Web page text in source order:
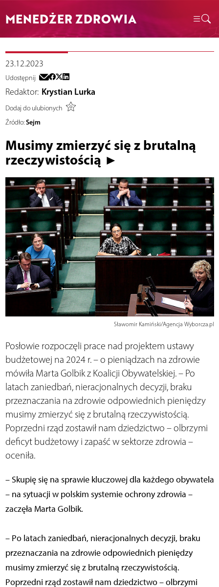
MENEDŻER ZDROWIA
23.12.2023
Udostępnij
Redaktor: Krystian Lurka
Dodaj do ulubionych
Źródło: Sejm
Musimy zmierzyć się z brutalną
rzeczywistością ►
Sławomir Kamiński/Agencja Wyborcza.pl
Posłowie rozpoczęli prace nad projektem ustawy
budżetowej na 2024 r. – o pieniądzach na zdrowie
mówiła Marta Golbik z Koalicji Obywatelskiej. – Po
latach zaniedbań, nieracjonalnych decyzji, braku
przeznaczania na zdrowie odpowiednich pieniędzy
musimy zmierzyć się z brutalną rzeczywistością.
Poprzedni rząd zostawił nam dziedzictwo – olbrzymi
deficyt budżetowy i zapaść w sektorze zdrowia –
oceniła.
– Skupię się na sprawie kluczowej dla każdego obywatela
– na sytuacji w polskim systemie ochrony zdrowia –
zaczęła Marta Golbik.
– Po latach zaniedbań, nieracjonalnych decyzji, braku
przeznaczania na zdrowie odpowiednich pieniędzy
musimy zmierzyć się z brutalną rzeczywistością.
Poprzedni rząd zostawił nam dziedzictwo – olbrzymi